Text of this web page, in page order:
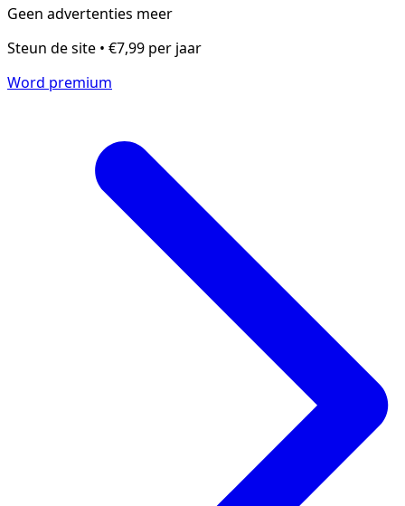
Geen advertenties meer
Steun de site • €7,99 per jaar
Word premium